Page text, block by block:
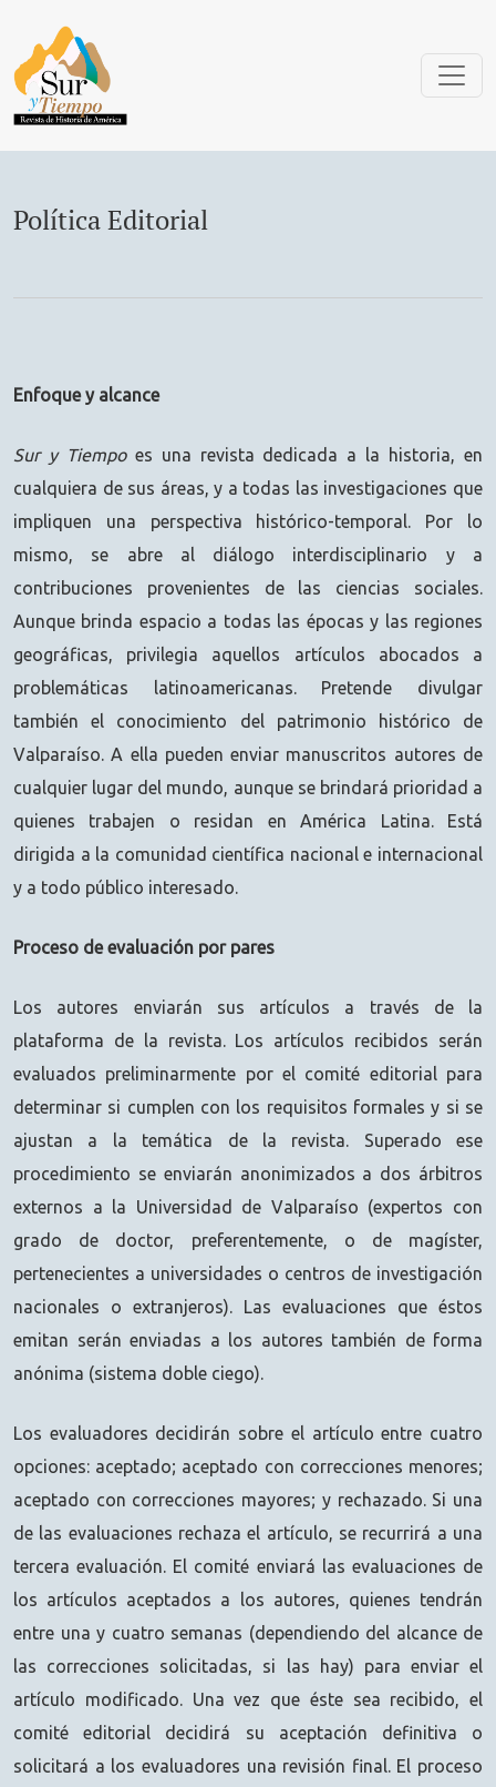
Política Editorial
Enfoque y alcance
Sur y Tiempoes una revista dedicada a la historia, en
cualquiera de sus áreas, y a todas las investigaciones que
impliquen una perspectiva histórico-temporal. Por lo
mismo, se abre al diálogo interdisciplinario y a
contribuciones provenientes de las ciencias sociales.
Aunque brinda espacio a todas las épocas y las regiones
geográficas, privilegia aquellos artículos abocados a
problemáticas latinoamericanas. Pretende divulgar
también el conocimiento del patrimonio histórico de
Valparaíso. A ella pueden enviar manuscritos autores de
cualquier lugar del mundo, aunque se brindará prioridad a
quienes trabajen o residan en América Latina. Está
dirigida a la comunidad científica nacional e internacional
y a todo público interesado.
Proceso de evaluación por pares
Los autores enviarán sus artículos a través de la
plataforma de la revista. Los artículos recibidos serán
evaluados preliminarmente por el comité editorial para
determinar si cumplen con los requisitos formales y si se
ajustan a la temática de la revista. Superado ese
procedimiento se enviarán anonimizados a dos árbitros
externos a la Universidad de Valparaíso (expertos con
grado de doctor, preferentemente, o de magíster,
pertenecientes a universidades o centros de investigación
nacionales o extranjeros). Las evaluaciones que éstos
emitan serán enviadas a los autores también de forma
anónima (sistema doble ciego).
Los evaluadores decidirán sobre el artículo entre cuatro
opciones: aceptado; aceptado con correcciones menores;
aceptado con correcciones mayores; y rechazado. Si una
de las evaluaciones rechaza el artículo, se recurrirá a una
tercera evaluación. El comité enviará las evaluaciones de
los artículos aceptados a los autores, quienes tendrán
entre una y cuatro semanas (dependiendo del alcance de
las correcciones solicitadas, si las hay) para enviar el
artículo modificado. Una vez que éste sea recibido, el
comité editorial decidirá su aceptación definitiva o
solicitará a los evaluadores una revisión final. El proceso